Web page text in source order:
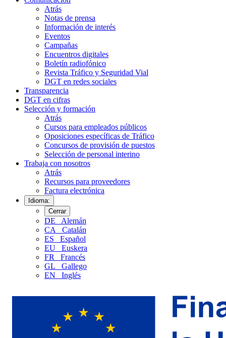
Atrás
Notas de prensa
Información de interés
Eventos
Campañas
Encuentros digitales
Boletín radiofónico
Revista Tráfico y Seguridad Vial
DGT en redes sociales
Transparencia
DGT en cifras
Selección y formación
Atrás
Cursos para empleados públicos
Oposiciones específicas de Tráfico
Concursos de provisión de puestos
Selección de personal interino
Trabaja con nosotros
Atrás
Recursos para proveedores
Factura electrónica
Idioma:
Cerrar
DE
Alemán
CA
Catalán
ES
Español
EU
Euskera
FR
Francés
GL
Gallego
EN
Inglés